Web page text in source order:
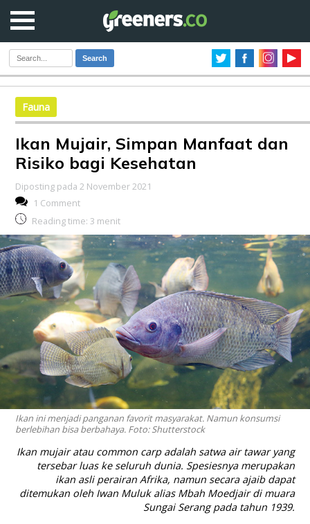
Search
Fauna
Ikan Mujair, Simpan Manfaat dan
Risiko bagi Kesehatan
Diposting pada 2 November 2021
1 Comment
Reading time: 3 menit
Ikan ini menjadi panganan favorit masyarakat. Namun konsumsi
berlebihan bisa berbahaya. Foto: Shutterstock
Ikan mujair atau common carp adalah satwa air tawar yang
tersebar luas ke seluruh dunia. Spesiesnya merupakan
ikan asli perairan Afrika, namun secara ajaib dapat
ditemukan oleh Iwan Muluk alias Mbah Moedjair di muara
Sungai Serang pada tahun 1939.